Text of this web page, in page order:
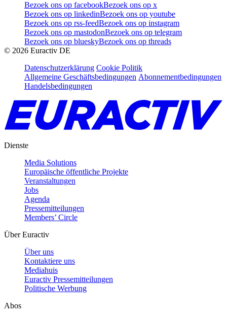
Bezoek ons op facebookBezoek ons op x
Bezoek ons op linkedinBezoek ons op youtube
Bezoek ons op rss-feedBezoek ons op instagram
Bezoek ons op mastodonBezoek ons op telegram
Bezoek ons op blueskyBezoek ons op threads
© 2026 Euractiv DE
Datenschutzerklärung Cookie Politik
Allgemeine Geschäftsbedingungen Abonnementbedingungen
Handelsbedingungen
Dienste
Media Solutions
Europäische öffentliche Projekte
Veranstaltungen
Jobs
Agenda
Pressemitteilungen
Members’ Circle
Über Euractiv
Über uns
Kontaktiere uns
Mediahuis
Euractiv Pressemitteilungen
Politische Werbung
Abos